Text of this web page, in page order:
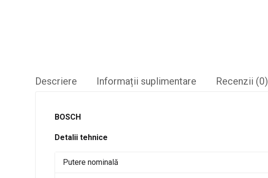
Descriere Informații suplimentare Recenzii (0)
BOSCH
Detalii tehnice
Putere nominală